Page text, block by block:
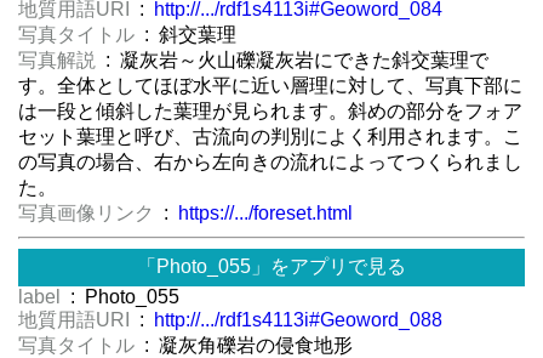
地質用語URI
:
http://.../rdf1s4113i#Geoword_084
写真タイトル : 斜交葉理
写真解説
: 凝灰岩～火山礫凝灰岩にできた斜交葉理で
す。全体としてほぼ水平に近い層理に対して、写真下部に
は一段と傾斜した葉理が見られます。斜めの部分をフォア
セット葉理と呼び、古流向の判別によく利用されます。こ
の写真の場合、右から左向きの流れによってつくられまし
た。
写真画像リンク
: https://.../foreset.html
「Photo_055」をアプリで見る
label
: Photo_055
地質用語URI
:
http://.../rdf1s4113i#Geoword_088
写真タイトル : 凝灰角礫岩の侵食地形